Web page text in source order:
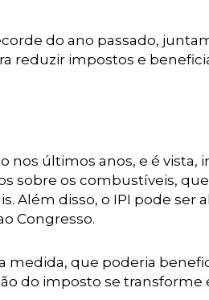
do ano passado,
reduzir impostos e
nos últimos anos, e é vista,
sobre os combustíveis,
Além disso, o IPI pode ser
Congresso.
medida, que poderia
do imposto se